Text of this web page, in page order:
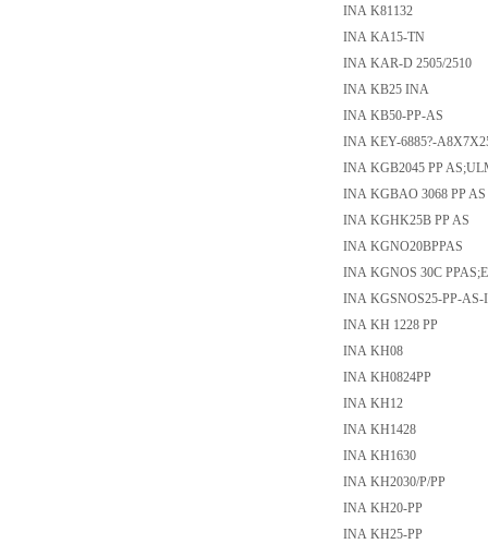
INA K81132
INA KA15-TN
INA KAR-D 2505/2510
INA KB25 INA
INA KB50-PP-AS
INA KEY-6885?-
INA KGB2045 PP
INA KGBAO 3068 PP AS
INA KGHK25B PP AS
INA KGNO20BPPAS
INA KGNOS 30C
INA KGSNOS25-PP-
INA KH 1228 PP
INA KH08
INA KH0824PP
INA KH12
INA KH1428
INA KH1630
INA KH2030/P/PP
INA KH20-PP
INA KH25-PP